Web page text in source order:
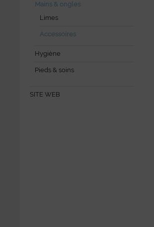
Mains & ongles
Limes
Accessoires
Hygiène
Pieds & soins
SITE WEB